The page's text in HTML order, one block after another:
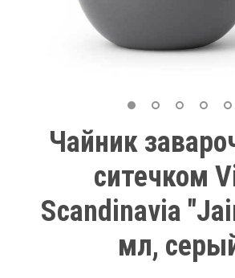
Чайник
ситечком
Scandinavia
мл,